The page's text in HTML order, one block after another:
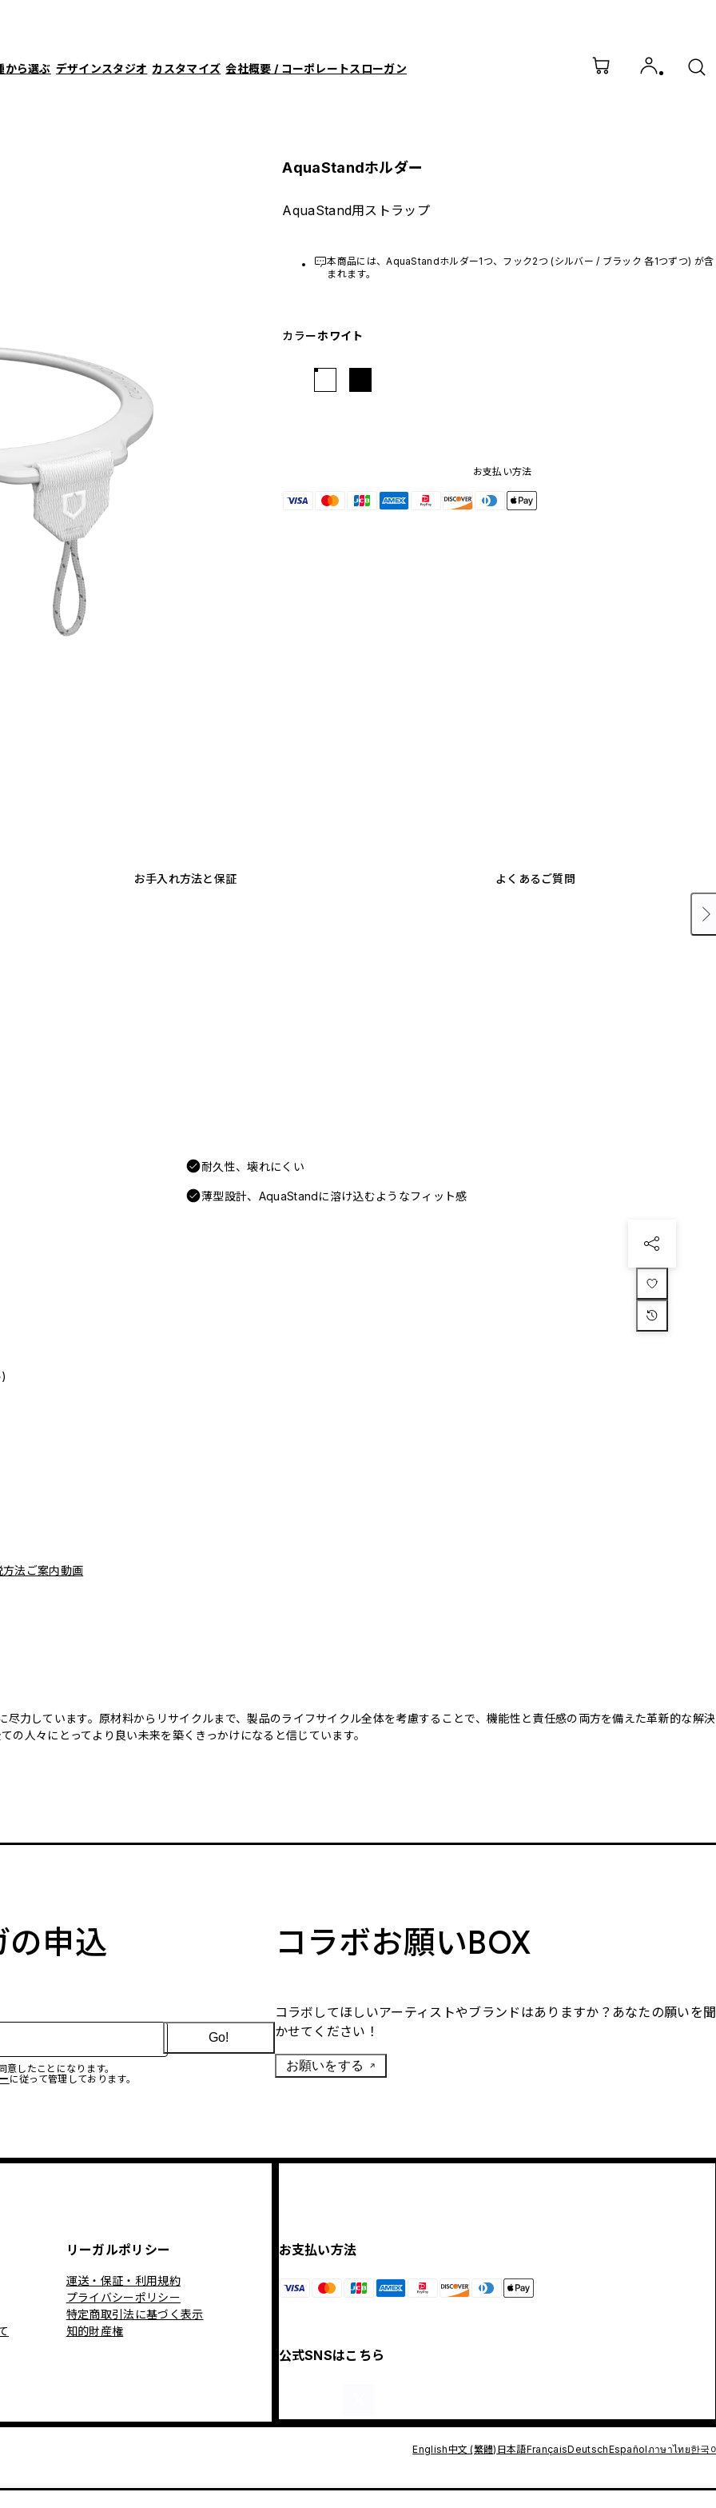
から選ぶ デザインスタジオ カスタマイズ 会社概要 / コーポレートスローガン
AquaStandホルダー
AquaStand用ストラップ
本商品には、AquaStandホルダー1つ、フック2つ (シルバー / ブラック 各1つずつ) が含
まれます。
カラーホワイト
お支払い方法
お手入れ方法と保証 よくあるご質問
耐久性、壊れにくい
薄型設計、AquaStandに溶け込むようなフィット感
方法ご案内動画
力しています。原材料からリサイクルまで、製品のライフサイクル全体を考慮することで、機能性と責任感の両方を備えた革新的な解決
人々にとってより良い未来を築くきっかけになると信じています。
の申込
したことになります。
に従って管理しております。
Go!
コラボお願いBOX
コラボしてほしいアーティストやブランドはありますか？あなたの願いを聞
かせてください！
お願いをする
リーガルポリシー
運送・保証・利用規約
プライバシーポリシー
特定商取引法に基づく表示
知的財産権
お支払い方法
公式SNSはこちら
English中文 (繁體) 日本語FrançaisDeutschEspañolภาษาไทย한국